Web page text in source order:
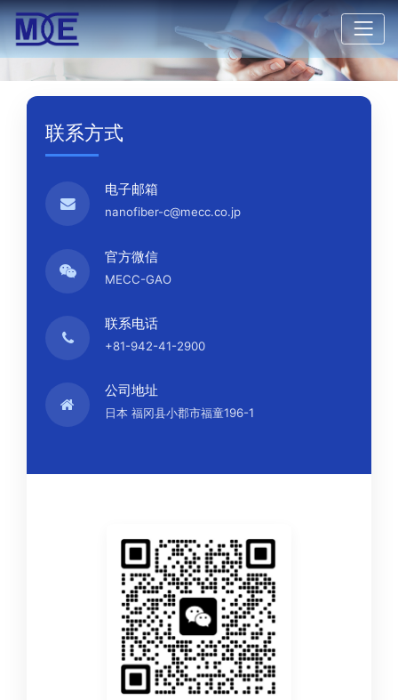
联系方式
电子邮箱
nanofiber-c@mecc.co.jp
官方微信
MECC-GAO
联系电话
+81-942-41-2900
公司地址
日本 福冈县小郡市福童196-1